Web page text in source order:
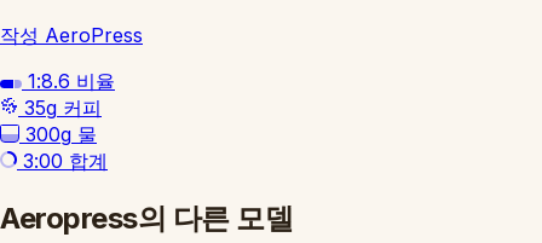
작성 AeroPress
1:8.6 비율
35g 커피
300g 물
3:00 합계
Aeropress의 다른 모델